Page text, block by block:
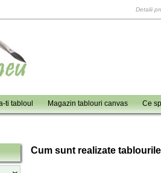
Detalii
ti tabloul Magazin tablouri canvas Ce
Cum sunt realizate